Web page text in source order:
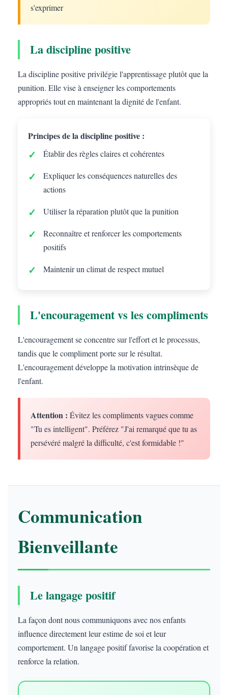
s'exprimer
La discipline positive
La discipline positive privilégie l'apprentissage plutôt que la
punition. Elle vise à enseigner les comportements
appropriés tout en maintenant la dignité de l'enfant.
Principes de la discipline positive :
Établir des règles claires et cohérentes
Expliquer les conséquences naturelles des
actions
Utiliser la réparation plutôt que la punition
Reconnaître et renforcer les comportements
positifs
Maintenir un climat de respect mutuel
L'encouragement vs les compliments
L'encouragement se concentre sur l'effort et le processus,
tandis que le compliment porte sur le résultat.
L'encouragement développe la motivation intrinsèque de
l'enfant.
Attention : Évitez les compliments vagues comme
"Tu es intelligent". Préférez "J'ai remarqué que tu as
persévéré malgré la difficulté, c'est formidable !"
Communication
Bienveillante
Le langage positif
La façon dont nous communiquons avec nos enfants
influence directement leur estime de soi et leur
comportement. Un langage positif favorise la coopération et
renforce la relation.